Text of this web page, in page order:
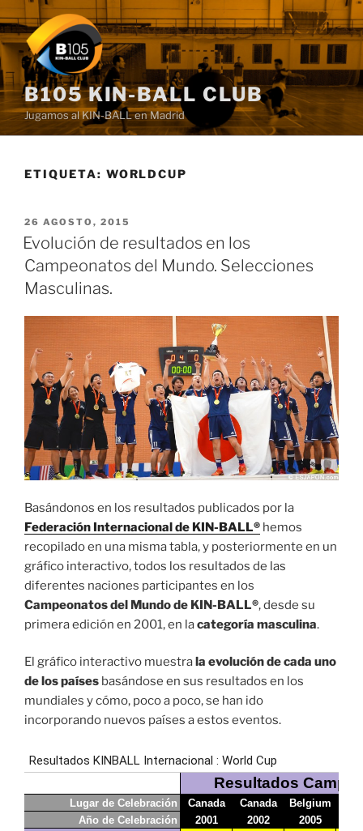
al
contenido
B105 KIN-BALL CLUB
Jugamos al KIN-BALL en Madrid
ETIQUETA: WORLDCUP
PUBLICADO
EL
26 AGOSTO, 2015
Evolución de resultados en los
Campeonatos del Mundo. Selecciones
Masculinas.
Basándonos en los resultados publicados por la
Federación Internacional de KIN-BALL® hemos
recopilado en una misma tabla, y posteriormente en un
gráfico interactivo, todos los resultados de las
diferentes naciones participantes en los
Campeonatos del Mundo de KIN-BALL®, desde su
primera edición en 2001, en lacategoría masculina.
El gráfico interactivo muestra la evolución de cada uno
de los países basándose en sus resultados en los
mundiales y cómo, poco a poco, se han ido
incorporando nuevos países a estos eventos.